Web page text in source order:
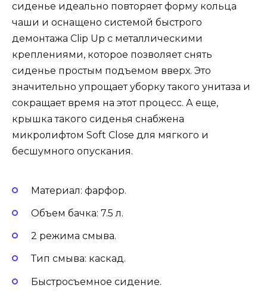
сиденье идеально повторяет форму кольца
чаши и оснащено системой быстрого
демонтажа Clip Up с металлическими
креплениями, которое позволяет снять
сиденье простым подъемом вверх. Это
значительно упрощает уборку такого унитаза и
сокращает время на этот процесс. А еще,
крышка такого сиденья снабжена
микролифтом Soft Close для мягкого и
бесшумного опускания.
Материал: фарфор.
Объем бачка: 7.5 л.
2 режима смыва.
Тип смыва: каскад.
Быстросъемное сидение.